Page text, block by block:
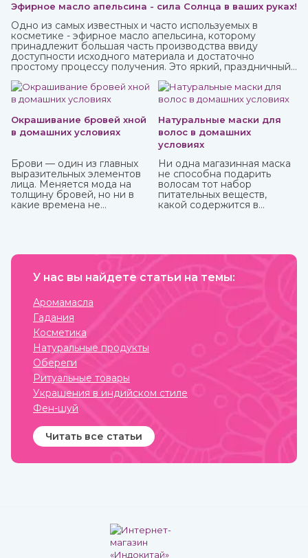
Эфирное масло апельсина - сила Солнца в ваших руках!
Одно из самых известных и часто используемых в
косметике - эфирное масло апельсина, которому
принадлежит большая часть производства ввиду
доступности исходного материала и достаточно
простому процессу получения. Это яркий, праздничный
Окрашивание бровей хной
в домашних условиях
Брови — один из главных
выразительных элементов
лица. Меняется мода на
толщину бровей, но ни в
какие времена не
достались яркие брови, но
средства можно не только
И это хна, которую можно
приобрести в интернет-
магазине ИндоКитай.
Натуральные маски для
волос в домашних
условиях
Ни одна магазинная маска
не способна подарить
волосам тот набор
питательных веществ,
какой содержится в
напитают, увлажнят и
У нас вы найдете статьи на темы:
Аромамасла
Гадания
Косметика
Натуральные продукты
Обереги
Ритуальные товары
Украшения в индийском стиле
Фен-шуй
Читать все статьи